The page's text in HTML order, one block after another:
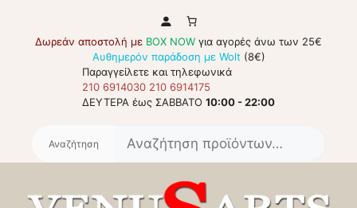
περιεχόμενο
Δωρεάν αποστολή με BOX NOW για αγορές άνω των 25€
Αυθημερόν παράδοση με Wolt (8€)
Παραγγείλετε και τηλεφωνικά
210 6914030 210 6914175
ΔΕΥΤΕΡΑ έως ΣΑΒΒΑΤΟ 10:00 - 22:00